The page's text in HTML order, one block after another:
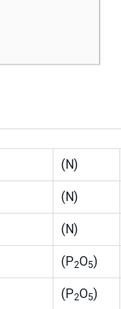
(N)
(N)
(N)
(P2O5)
(P2O5)